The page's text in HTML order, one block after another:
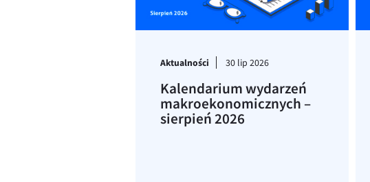
Aktualności 30 lip 2026
Kalendarium wydarzeń
makroekonomicznych –
sierpień 2026